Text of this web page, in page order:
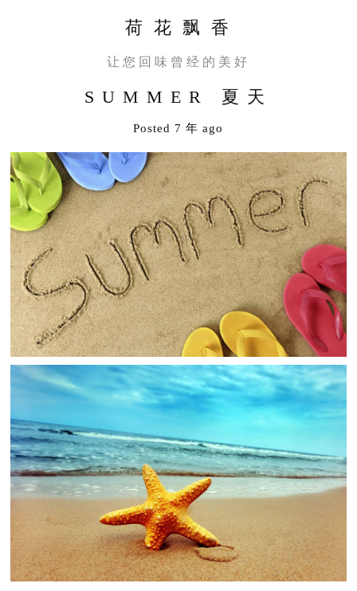
荷 花 飘 香
让您回味曾经的美好
SUMMER 夏天
Posted 7 年 ago